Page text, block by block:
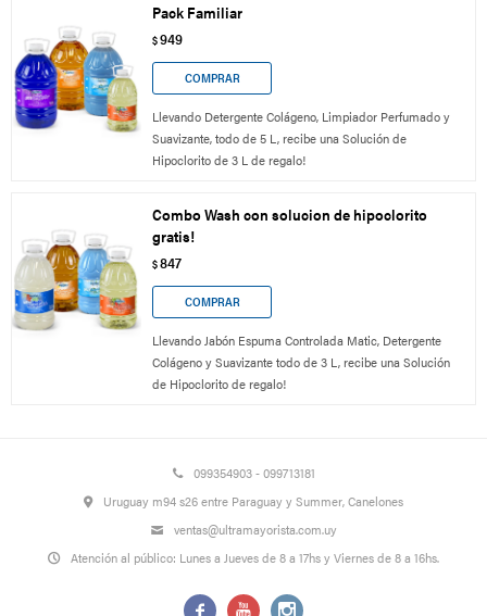
Pack Familiar
$949
Llevando Detergente Colágeno, Limpiador Perfumado y
Suavizante, todo de 5 L, recibe una Solución de
Hipoclorito de 3 L de regalo!
Combo Wash con solucion de hipoclorito
gratis!
$847
Llevando Jabón Espuma Controlada Matic, Detergente
Colágeno y Suavizante todo de 3 L, recibe una Solución
de Hipoclorito de regalo!
099354903 - 099713181
Uruguay m94 s26 entre Paraguay y Summer, Canelones
ventas@ultramayorista.com.uy
Atención al público: Lunes a Jueves de 8 a 17hs y Viernes de 8 a 16hs.
  